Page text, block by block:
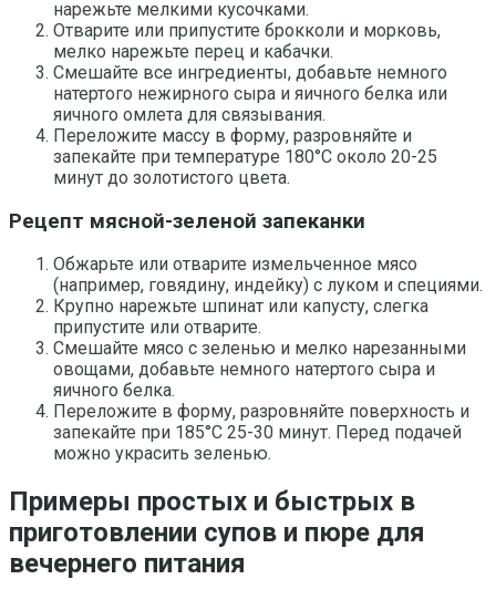
нарежьте мелкими кусочками.
Отварите или припустите брокколи и морковь,
мелко нарежьте перец и кабачки.
Смешайте все ингредиенты, добавьте немного
натертого нежирного сыра и яичного белка или
яичного омлета для связывания.
Переложите массу в форму, разровняйте и
запекайте при температуре 180°C около 20-25
минут до золотистого цвета.
Рецепт мясной-зеленой запеканки
Обжарьте или отварите измельченное мясо
(например, говядину, индейку) с луком и специями.
Крупно нарежьте шпинат или капусту, слегка
припустите или отварите.
Смешайте мясо с зеленью и мелко нарезанными
овощами, добавьте немного натертого сыра и
яичного белка.
Переложите в форму, разровняйте поверхность и
запекайте при 185°C 25-30 минут. Перед подачей
можно украсить зеленью.
Примеры простых и быстрых в
приготовлении супов и пюре для
вечернего питания